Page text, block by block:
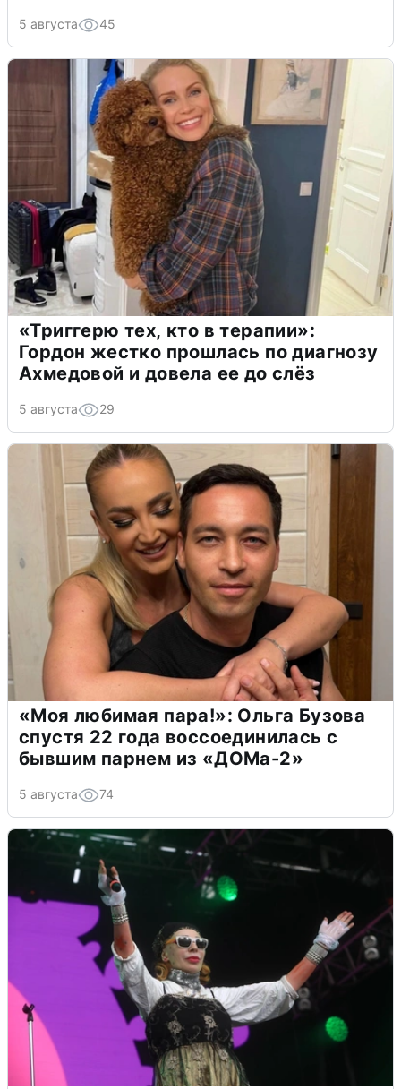
5 августа 45
«Триггерю тех, кто в терапии»:
Гордон жестко прошлась по диагнозу
Ахмедовой и довела ее до слёз
5 августа 29
«Моя любимая пара!»: Ольга Бузова
спустя 22 года воссоединилась с
бывшим парнем из «ДОМа-2»
5 августа 74